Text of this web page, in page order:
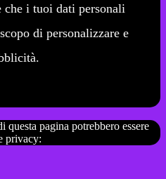
che i tuoi dati personali
di personalizzare e
pagina potrebbero essere
privacy: